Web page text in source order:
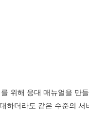
위해 응대 매뉴얼을 만
하더라도 같은 수준의 서